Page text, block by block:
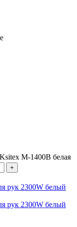
M-1400B белая